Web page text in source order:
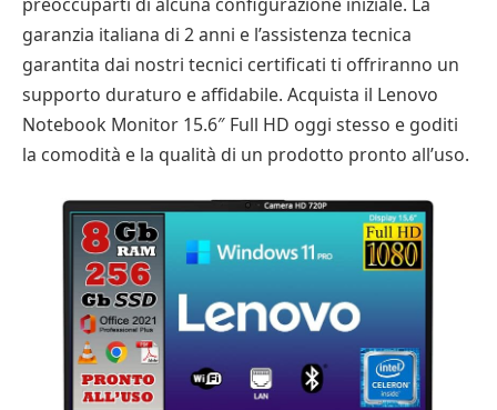
garanzia italiana di 2 anni e l’assistenza tecnica
garantita dai nostri tecnici certificati ti offriranno un
supporto duraturo e affidabile. Acquista il Lenovo
Notebook Monitor 15.6″ Full HD oggi stesso e goditi
la comodità e la qualità di un prodotto pronto all’uso.